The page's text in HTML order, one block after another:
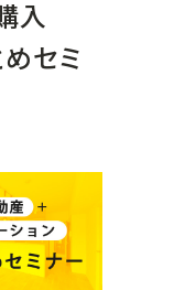
入
セミ